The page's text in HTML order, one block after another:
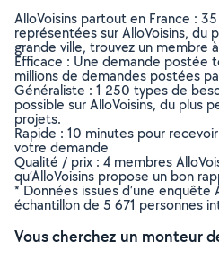
AlloVoisins partout en France :
représentées sur AlloVoisins, du
grande ville, trouvez un membre
Efficace : Une demande postée
millions de demandes postées
Généraliste : 1 250 types de
possible sur AlloVoisins, du plus
projets.
Rapide : 10 minutes pour
votre demande
Qualité / prix : 4 membres
qu’AlloVoisins propose un bon
* Données issues d’une enquête
échantillon de 5 671 personnes
Vous cherchez un monteur